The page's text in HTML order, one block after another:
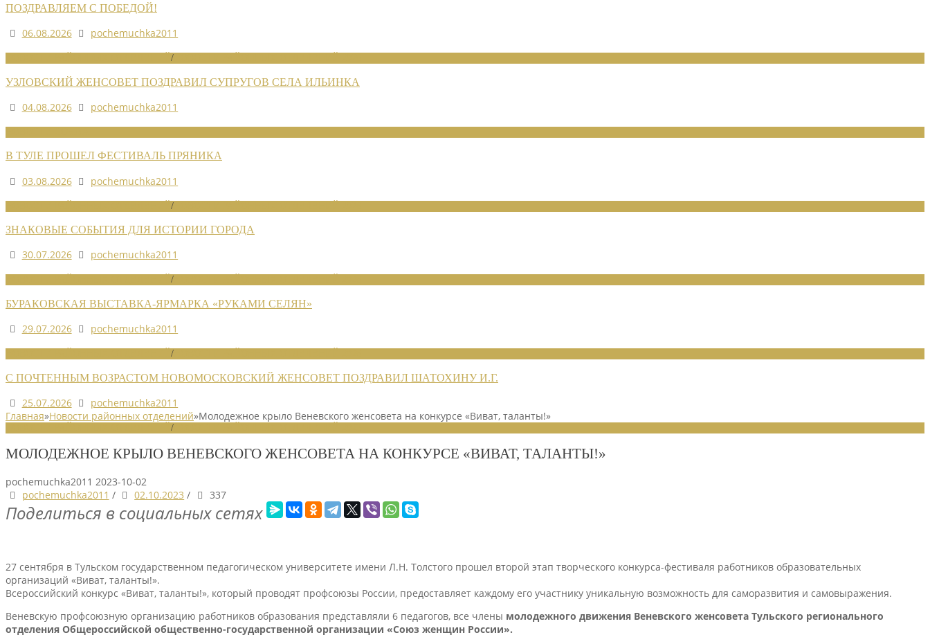
ПОЗДРАВЛЯЕМ С ПОБЕДОЙ!
06.08.2026
pochemuchka2011
/
УЗЛОВСКИЙ ЖЕНСОВЕТ ПОЗДРАВИЛ СУПРУГОВ СЕЛА ИЛЬИНКА
04.08.2026
pochemuchka2011
В ТУЛЕ ПРОШЕЛ ФЕСТИВАЛЬ ПРЯНИКА
03.08.2026
pochemuchka2011
/
ЗНАКОВЫЕ СОБЫТИЯ ДЛЯ ИСТОРИИ ГОРОДА
30.07.2026
pochemuchka2011
/
БУРАКОВСКАЯ ВЫСТАВКА-ЯРМАРКА «РУКАМИ СЕЛЯН»
29.07.2026
pochemuchka2011
/
С ПОЧТЕННЫМ ВОЗРАСТОМ НОВОМОСКОВСКИЙ ЖЕНСОВЕТ ПОЗДРАВИЛ ШАТОХИНУ И.Г.
25.07.2026
pochemuchka2011
Главная»Новости районных отделений»Молодежное крыло Веневского женсовета на конкурсе «Виват, таланты!»
/
МОЛОДЕЖНОЕ КРЫЛО ВЕНЕВСКОГО ЖЕНСОВЕТА НА КОНКУРСЕ «ВИВАТ, ТАЛАНТЫ!»
pochemuchka2011 2023-10-02
pochemuchka2011 / 02.10.2023 / 337
Поделиться в социальных сетях
27 сентября в Тульском государственном педагогическом университете имени Л.Н. Толстого прошел второй этап творческого конкурса-фестиваля работников образовательных
организаций «Виват, таланты!».
Всероссийский конкурс «Виват, таланты!», который проводят профсоюзы России, предоставляет каждому его участнику уникальную возможность для саморазвития и самовыражения.
Веневскую профсоюзную организацию работников образования представляли 6 педагогов, все члены молодежного движения Веневского женсовета Тульского регионального
отделения Общероссийской общественно-государственной организации «Союз женщин России».